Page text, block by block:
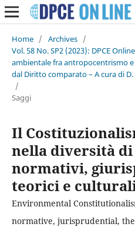
Home / Archives /
Vol. 58 No. SP2 (2023): DPCE
ambientale fra antropocentrismo
dal Diritto comparato – A cura di D.
/
Saggi
Il
nella diversità
normativi,
teorici e
Environmental
normative, jurisprudential,